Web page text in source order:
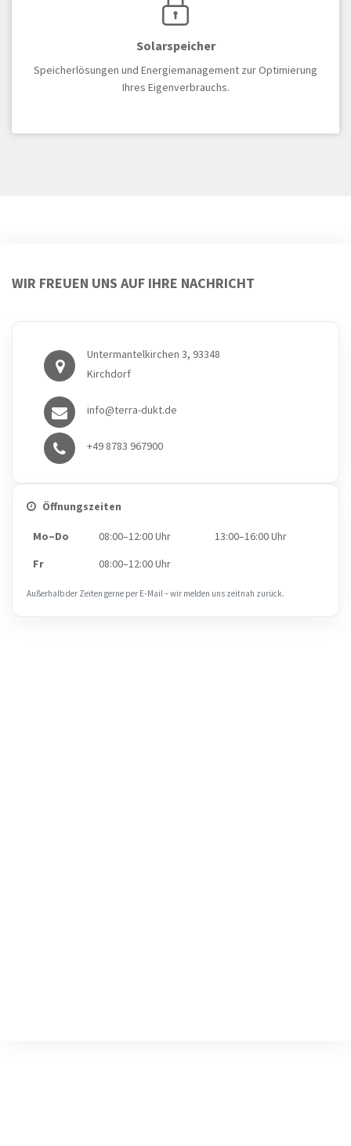
Solarspeicher
Speicherlösungen und Energiemanagement zur Optimierung
Ihres Eigenverbrauchs.
WIR FREUEN UNS AUF IHRE NACHRICHT
Untermantelkirchen 3, 93348
Kirchdorf
info@terra-dukt.de
+49 8783 967900
Öffnungszeiten
Mo–Do 08:00–12:00 Uhr
13:00–16:00 Uhr
Fr
08:00–12:00 Uhr
Außerhalb der Zeiten gerne per E‑Mail – wir melden uns zeitnah zurück.